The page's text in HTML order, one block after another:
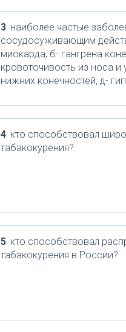
3. наиболее частые
сосудосуживающим
миокарда, б- гангрена
кровоточивость из носа
нижних конечностей, д-
4. кто способствовал
табакокурения?
5. кто способствовал
табакокурения в России?